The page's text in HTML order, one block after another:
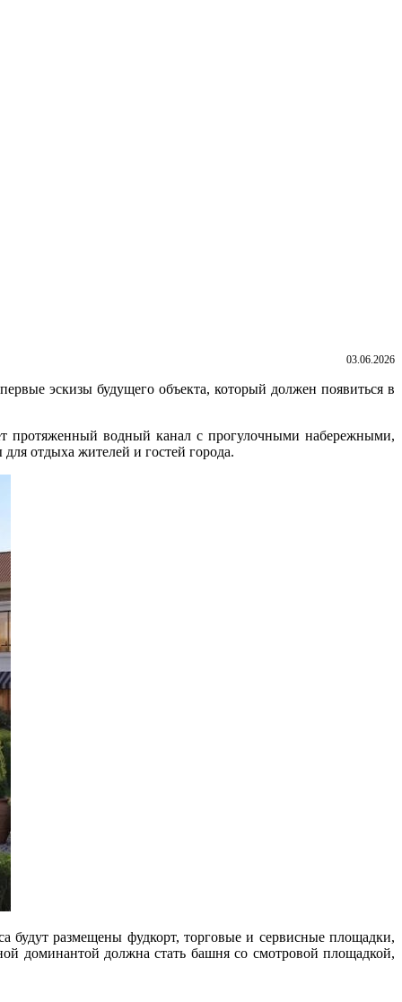
03.06.2026
эскизы будущего объекта, который должен появиться в
протяженный водный канал с прогулочными набережными,
отдыха жителей и гостей города.
будут размещены фудкорт, торговые и сервисные площадки,
доминантой должна стать башня со смотровой площадкой,